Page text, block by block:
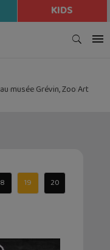
KIDS
musée Grévin, Zoo Art
19 20